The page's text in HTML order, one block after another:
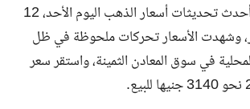
نشرت شعبة الذهب أحدث تحديثات أسعار الذهب اليوم الأحد، 12
في مصر، وشهدت الأسعار تحركات ملحوظة في ظل
في سوق المعادن الثمينة، واستقر سعر